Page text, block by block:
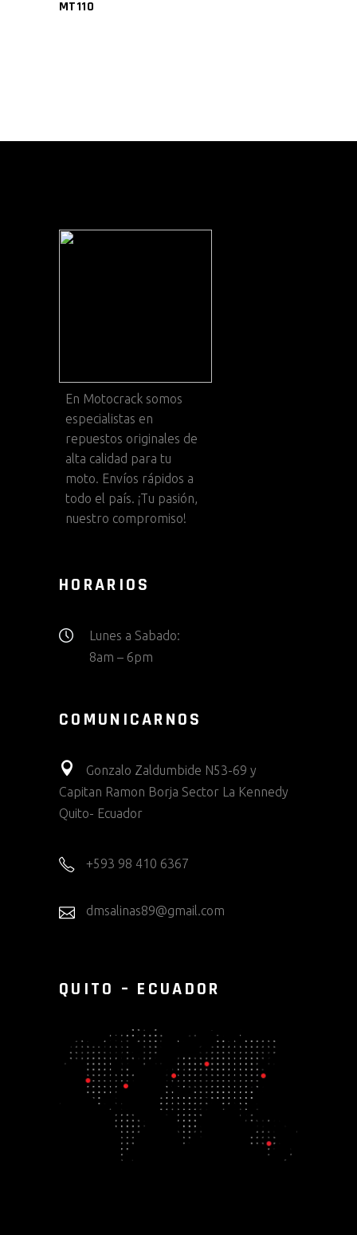
MT110
En Motocrack somos
especialistas en
repuestos originales de
alta calidad para tu
moto. Envíos rápidos a
todo el país. ¡Tu pasión,
nuestro compromiso!
HORARIOS
Lunes a Sabado:
8am – 6pm
COMUNICARNOS
Gonzalo Zaldumbide N53-69 y
Capitan Ramon Borja Sector La Kennedy
Quito- Ecuador
+593 98 410 6367
dmsalinas89@gmail.com
QUITO – ECUADOR